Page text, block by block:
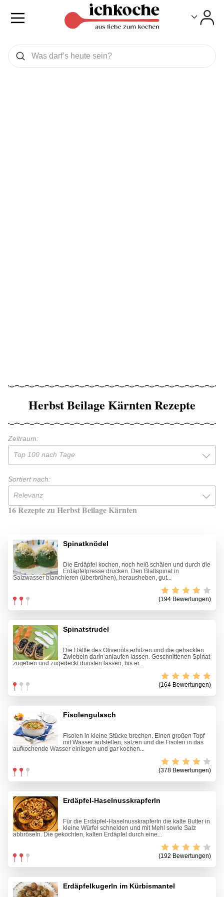
Was wollen Sie suchen
Suchen
Herbst Beilage Kärnten Rezepte
Zeitraum:
Top 100 nach Tage
Sortiert nach:
Relevanz
16 Rezepte zu Herbst Beilage Kärnten
Spinatknödel
Die Erdäpfel kochen, noch heiß schälen und durch die
Erdäpfelpresse drücken. Den Blattspinat in
Salzwasser blanchieren (überbrühen), herausheben, gut...
(194 Bewertungen)
Spinatstrudel
Die Hälfte des Olivenöls erhitzen und die gehackten
Zwiebeln darin anlaufen lassen. Geschnittenen Spinat
zugeben und zugedeckt dünsten lassen, bis er...
(164 Bewertungen)
Fisolengulasch
Fisolen in kleine Stücke brechen. Einen großen Topf
mit Wasser aufstellen, salzen und die Fisolen in das
aufkochende Wasser einlegen und gar kochen...
(378 Bewertungen)
Erdäpfel-Haselnusskrapferln
Für die Erdäpfel-Haselnusskrapferln die kalte Butter in
kleine Würfel schneiden und mit Mehl sowie Salz
abbröseln. Die gekochten, kalten Erdäpfel durch eine...
(192 Bewertungen)
Erdäpfelkugerln im Kürbismantel